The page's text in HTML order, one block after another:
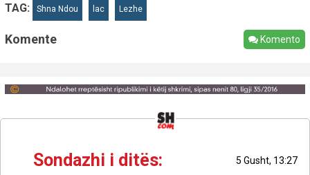
TAG: Shna Ndou lac Lezhe
Komente Komento
Sondazhi i ditës: 5 Gusht, 13:27